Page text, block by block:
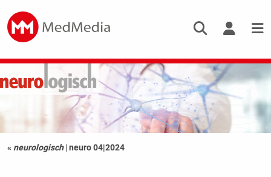
« neurologisch |neuro 04|2024